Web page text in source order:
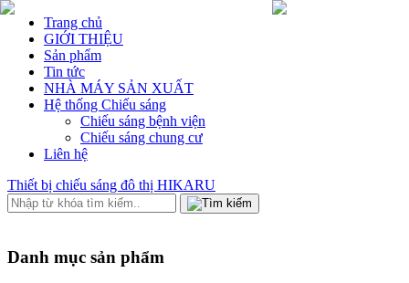
Trang chủ
GIỚI THIỆU
Sản phẩm
Tin tức
NHÀ MÁY SẢN XUẤT
Hệ thống Chiếu sáng
Chiếu sáng bệnh viện
Chiếu sáng chung cư
Liên hệ
Thiết bị chiếu sáng đô thị HIKARU
Danh mục sản phẩm